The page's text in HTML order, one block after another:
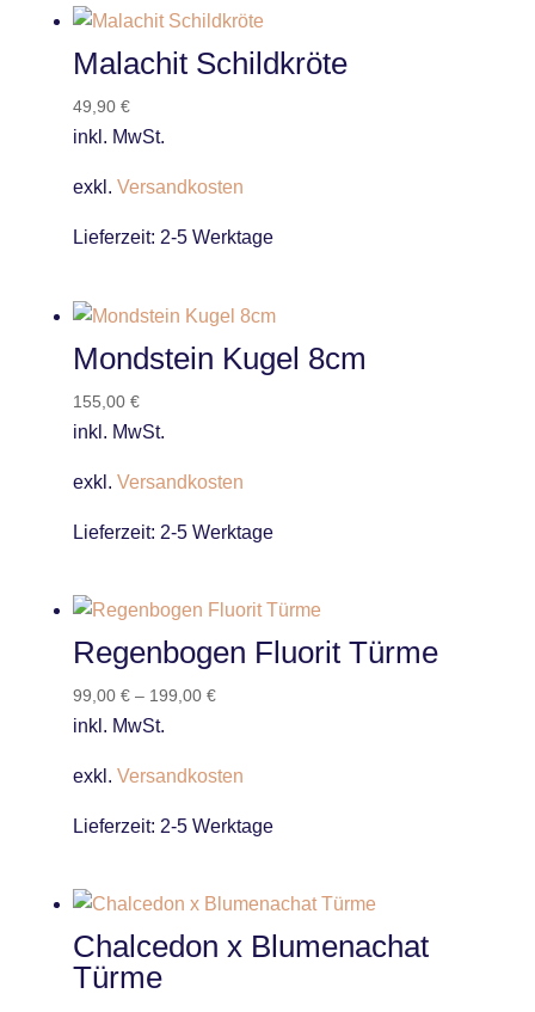
Malachit Schildkröte
49,90 €
inkl. MwSt.
exkl. Versandkosten
Lieferzeit: 2-5 Werktage
Mondstein Kugel 8cm
155,00 €
inkl. MwSt.
exkl. Versandkosten
Lieferzeit: 2-5 Werktage
Regenbogen Fluorit Türme
99,00 €– 199,00 €
inkl. MwSt.
exkl. Versandkosten
Lieferzeit: 2-5 Werktage
Chalcedon x Blumenachat
Türme